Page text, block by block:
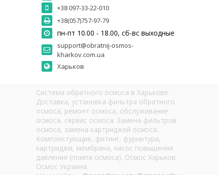
+38 097-33-22-010
+38(057)757-97-79
пн-пт 10.00 - 18.00, сб-вс выходные
support@obratnij-osmos-
kharkov.com.ua
Харьков
Система обратного осмоса в Харькове.
Доставка, установка фильтра обратного
осмоса, ремонт осмоса, обслуживание
осмоса, сервис осмоса. Замена фильтров
осмоса, замена картриджей осмоса.
Комплектующие, фитинг, фурнитура,
картриджи, мембрана, насос повышения
давления (помпа осмоса). Осмос Харьков.
Осмос Украина.